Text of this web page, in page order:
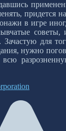
придется
в игре
советы,
Зачастую для
нужно
всю